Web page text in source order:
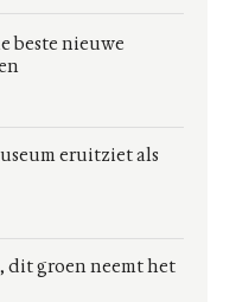
beste nieuwe
eruitziet als
dit groen neemt het